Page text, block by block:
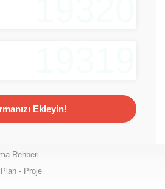
Ekleyin!
Rehberi
- Proje